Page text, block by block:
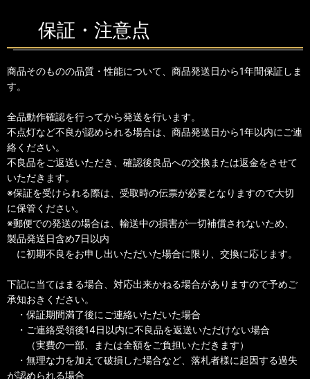
保証・注意点
商品そのものの品質・性能について、商品発送日から1年間保証しま
す。
全品動作確認を行ってから発送を行います。
不点灯など不良が認められる場合は、商品発送日から1年以内にご連
絡ください。
不良品をご返送いただき、確認後良品への交換または返金をさせて
いただきます。
※保証を受けられる際は、受取時の伝票が必要となりますので大切
に保管ください。
※郵便での発送の場合は、輸送中の損害が一切補償されないため、
製品発送日含め7日以内
に初期不良をお申し出いただいた場合に限り、交換に応じます。
下記に当てはまる場合、対応出来かねる場合がありますので予めご
承知おきください。
・保証期間満了後にご連絡いただいた場合
・ご連絡受領後14日以内に不良品を返送いただけない場合
（実費の一部、または全額をご負担いただきます）
・無理な力を加えて破損した場合など、落札者様に起因する過失
が認められる場合